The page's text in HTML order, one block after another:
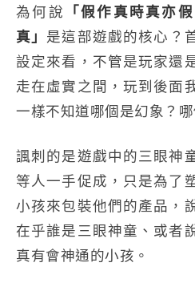
為何說
「假作真時真亦
真」 是這部遊戲的核心？
設定來看，不管是玩家還
走在虛實之間，玩到後面
一樣不知道哪個是幻象？哪
諷刺的是遊戲中的三眼神
等人一手促成，只是為了
小孩來包裝他們的產品，
在乎誰是三眼神童、或者
真有會神通的小孩。